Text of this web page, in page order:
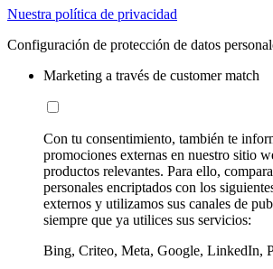
Nuestra política de privacidad
Configuración de protección de datos
Marketing a través de customer match
Con tu consentimiento, también te
promociones externas en nuestro sitio
productos relevantes. Para ello,
personales encriptados con los
externos y utilizamos sus canales de
siempre que ya utilices sus servicios:
Bing, Criteo, Meta, Google, LinkedIn,